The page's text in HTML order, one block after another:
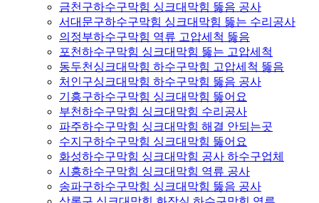
금천구하수구막힘 싱크대막힘 뚫음 공사
서대문구하수구막힘 싱크대막힘 뚫는 수리공사
의정부하수구막힘 역류 고압세척 뚫음
포천하수구막힘 싱크대막힘 뚫는 고압세척
동두천싱크대막힘 하수구막힘 고압세척 뚫음
처인구싱크대막힘 하수구막힘 뚫음 공사
기흥구하수구막힘 싱크대막힘 뚫어요
부천하수구막힘 싱크대막힘 수리공사
파주하수구막힘 싱크대막힘 해결 안되는곳
수지구하수구막힘 싱크대막힘 뚫어요
화성하수구막힘 싱크대막힘 공사 하수구업체
시흥하수구막힘 싱크대막힘 역류 공사
송파구하수구막힘 싱크대막힘 뚫음 공사